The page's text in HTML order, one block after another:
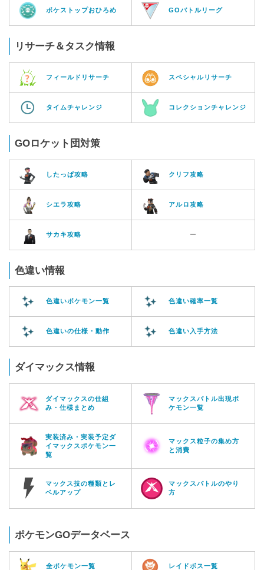
ポケストップおひろめ GOバトルリーグ
リサーチ＆タスク情報
フィールドリサーチ スペシャルリサーチ
タイムチャレンジ コレクションチャレンジ
GOロケット団対策
したっぱ攻略 クリフ攻略
シエラ攻略 アルロ攻略
サカキ攻略 ー
色違い情報
色違いポケモン一覧 色違い確率一覧
色違いの仕様・動作 色違い入手方法
ダイマックス情報
ダイマックスの仕組
み・仕様まとめ
マックスバトル出現ポ
ケモン一覧
実装済み・実装予定ダ
イマックスポケモン一
覧
マックス粒子の集め方
と消費
マックス技の種類とレ
ベルアップ
マックスバトルのやり
方
ポケモンGOデータベース
全ポケモン一覧 レイドボス一覧